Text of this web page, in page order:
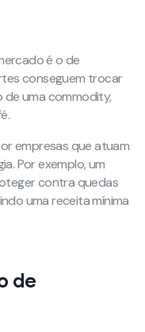
é o de
conseguem trocar
de uma commodity,
empresas que atuam
Por exemplo, um
contra quedas
uma receita mínima
de